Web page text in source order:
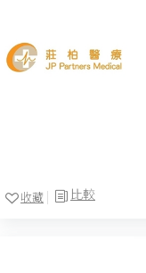
比較
收藏